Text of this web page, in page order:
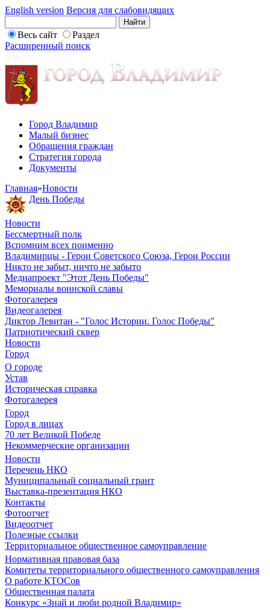
English version Версия для слабовидящих
Весь сайт
Раздел
Расширенный поиск
Город Владимир
Малый бизнес
Обращения граждан
Стратегия города
Документы
Главная»Новости
День Победы
Новости
Бессмертный полк
Вспомним всех поименно
Владимирцы - Герои Советского Союза, Герои России
Никто не забыт, ничто не забыто
Медиапроект "Этот День Победы"
Мемориалы воинской славы
Фотогалерея
Видеогалерея
Диктор Левитан - "Голос Истории. Голос Победы"
Патриотический сквер
Новости
Город
О городе
Устав
Историческая справка
Фотогалерея
Город
Город в лицах
70 лет Великой Победе
Некоммерческие организации
Новости
Перечень НКО
Муниципальный социальный грант
Выставка-презентация НКО
Контакты
Фотоотчет
Видеоотчет
Полезные ссылки
Территориальное общественное самоуправление
Нормативная правовая база
Комитеты территориального общественного самоуправления
О работе КТОСов
Общественная палата
Конкурс «Знай и люби родной Владимир»